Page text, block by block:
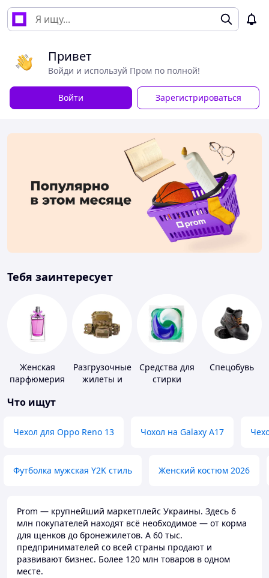
Привет
Войди и используй Пром по полной!
Войти Зарегистрироваться
Тебя заинтересует
Женская
парфюмерия
Разгрузочные
жилеты и
Средства для
стирки
Спецобувь
Что ищут
Чехол для Oppo Reno 13 Чохол на Galaxy A17
Футболка мужская Y2K стиль Женский костюм 2026
Prom — крупнейший маркетплейс Украины. Здесь 6
млн покупателей находят всё необходимое — от корма
для щенков до бронежилетов. А 60 тыс.
предпринимателей со всей страны продают и
развивают бизнес. Более 120 млн товаров в одном
месте.